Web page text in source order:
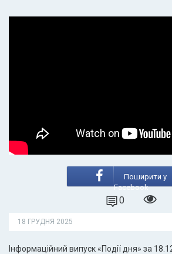
Поширити у
Facebook
0
18 ГРУДНЯ 2025
Інформаційний випуск «Події дня» за